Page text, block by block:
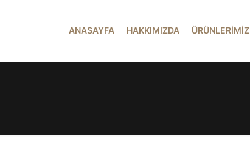
ANASAYFA HAKKIMIZDA ÜRÜNLERİMİZ